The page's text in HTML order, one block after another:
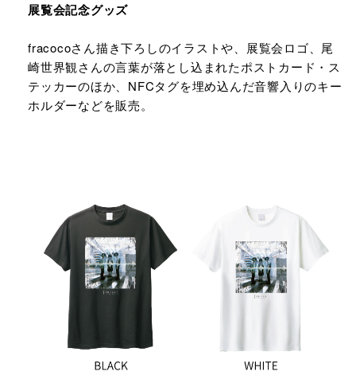
展覧会記念グッズ
fracocoさん描き下ろしのイラストや、展覧会ロゴ、尾
崎世界観さんの言葉が落とし込まれたポストカード・ス
テッカーのほか、NFCタグを埋め込んだ音響入りのキー
ホルダーなどを販売。